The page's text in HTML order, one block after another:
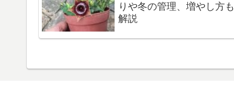
りや冬の管理、増やし方も
解説